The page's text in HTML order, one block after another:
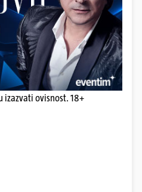
izazvati ovisnost. 18+